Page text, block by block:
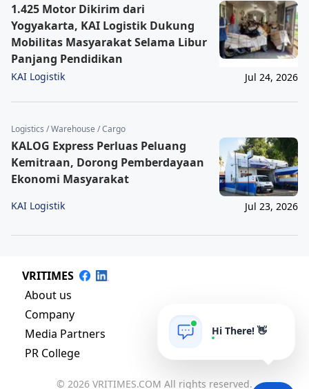
1.425 Motor Dikirim dari
Yogyakarta, KAI Logistik Dukung
Mobilitas Masyarakat Selama Libur
Panjang Pendidikan
KAI Logistik Jul 24, 2026
Logistics / Warehouse / Cargo
KALOG Express Perluas Peluang
Kemitraan, Dorong Pemberdayaan
Ekonomi Masyarakat
KAI Logistik Jul 23, 2026
VRITIMES
About us
Company
Media Partners
PR College
© 2026 VRITIMES.COM All rights reserved.
Hi There! 👋